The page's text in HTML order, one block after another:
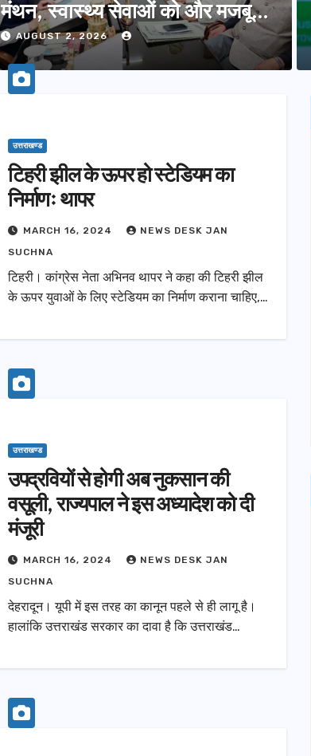
मंथन, स्वास्थ्य सेवाओं को और मजबूत
करेगी सरकार: मुख्यमंत्री धामी…
AUGUST 2, 2026
उत्तराखण्ड
टिहरी झील के ऊपर हो स्टेडियम का
निर्माणः थापर
MARCH 16, 2024
NEWS DESK JAN
SUCHNA
टिहरी। कांग्रेस नेता अभिनव थापर ने कहा की टिहरी झील
के ऊपर युवाओं के लिए स्टेडियम का निर्माण कराना चाहिए,…
उत्तराखण्ड
उपद्रवियों से होगी अब नुकसान की
वसूली, राज्यपाल ने इस अध्यादेश को दी
मंजूरी
MARCH 16, 2024
NEWS DESK JAN
SUCHNA
देहरादून। यूपी में इस तरह का कानून पहले से ही लागू है।
हालांकि उत्तराखंड सरकार का दावा है कि उत्तराखंड…